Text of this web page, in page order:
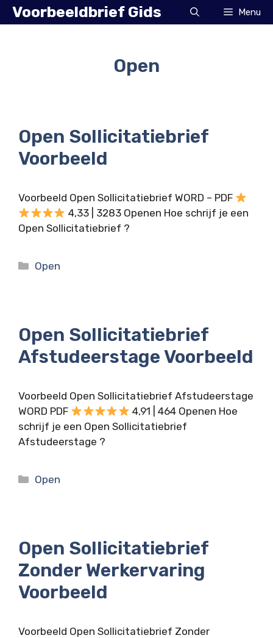
Ga
naar
Voorbeeldbrief Gids Menu
Open
Open Sollicitatiebrief
Voorbeeld
Voorbeeld Open Sollicitatiebrief WORD – PDF
4,33 | 3283 Openen Hoe schrijf je een
Open Sollicitatiebrief ?
Categorieën
Open
Open Sollicitatiebrief
Afstudeerstage Voorbeeld
Voorbeeld Open Sollicitatiebrief Afstudeerstage
WORD PDF
4,91 | 464 Openen Hoe
schrijf je een Open Sollicitatiebrief
Afstudeerstage ?
Categorieën
Open
Open Sollicitatiebrief
Zonder Werkervaring
Voorbeeld
Voorbeeld Open Sollicitatiebrief Zonder